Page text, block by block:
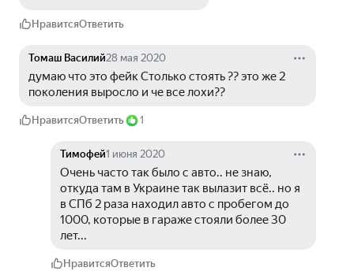
НравитсяОтветить
Томаш Василий28 мая 2020
думаю что это фейк Столько стоять ?? это же 2
поколения выросло и че все лохи??
НравитсяОтветить 1
Тимофей1 июня 2020
Очень часто так было с авто.. не знаю,
откуда там в Украине так вылазит всё.. но я
в СПб 2 раза находил авто с пробегом до
1000, которые в гараже стояли более 30
лет...
НравитсяОтветить